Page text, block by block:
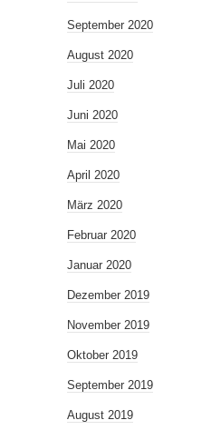
September 2020
August 2020
Juli 2020
Juni 2020
Mai 2020
April 2020
März 2020
Februar 2020
Januar 2020
Dezember 2019
November 2019
Oktober 2019
September 2019
August 2019